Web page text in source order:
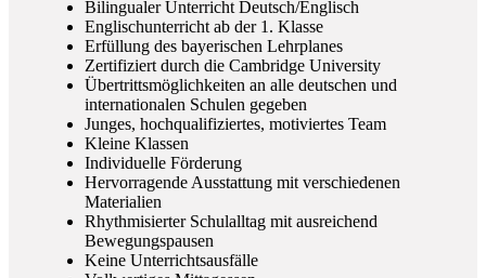
Bilingualer Unterricht Deutsch/Englisch
Englischunterricht ab der 1. Klasse
Erfüllung des bayerischen Lehrplanes
Zertifiziert durch die Cambridge University
Übertrittsmöglichkeiten an alle deutschen und
internationalen Schulen gegeben
Junges, hochqualifiziertes, motiviertes Team
Kleine Klassen
Individuelle Förderung
Hervorragende Ausstattung mit verschiedenen
Materialien
Rhythmisierter Schulalltag mit ausreichend
Bewegungspausen
Keine Unterrichtsausfälle